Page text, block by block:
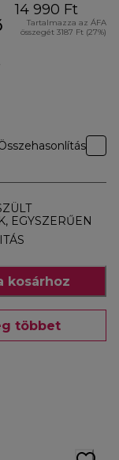
14 990 Ft
Tartalmazza az ÁFA
összegét 3187 Ft (27%)
EGYSZERŰEN
kosárhoz
többet